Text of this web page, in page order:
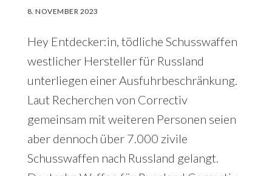
8. NOVEMBER 2023
Hey Entdecker:in, tödliche Schusswaffen
westlicher Hersteller für Russland
unterliegen einer Ausfuhrbeschränkung.
Laut Recherchen von Correctiv
gemeinsam mit weiteren Personen seien
aber dennoch über 7.000 zivile
Schusswaffen nach Russland gelangt.